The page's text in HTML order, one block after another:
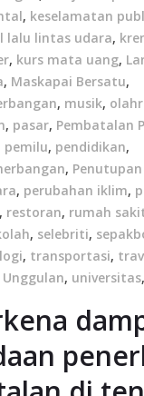
, keselamatan
lalu lintas udara,
, kurs mata uang,
, Maskapai Bersatu,
, musik,
, pasar, Pembatalan
pemilu, pendidikan,
,
, perubahan iklim,
, restoran, rumah
, selebriti,
, transportasi,
Unggulan, universitas,